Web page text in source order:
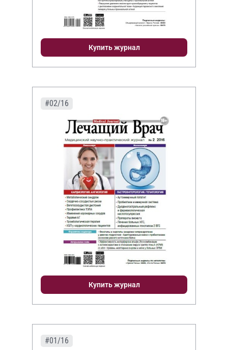
Купить журнал
#02/16
Купить журнал
#01/16